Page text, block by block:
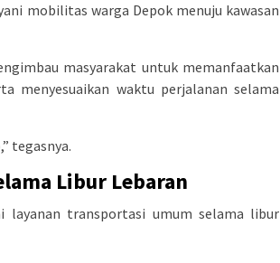
mobilitas warga Depok menuju kawasan
masyarakat untuk memanfaatkan
menyesuaikan waktu perjalanan selama
tegasnya.
Libur Lebaran
layanan transportasi umum selama libur